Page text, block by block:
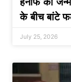
के बीच बांटे
July 25, 2026